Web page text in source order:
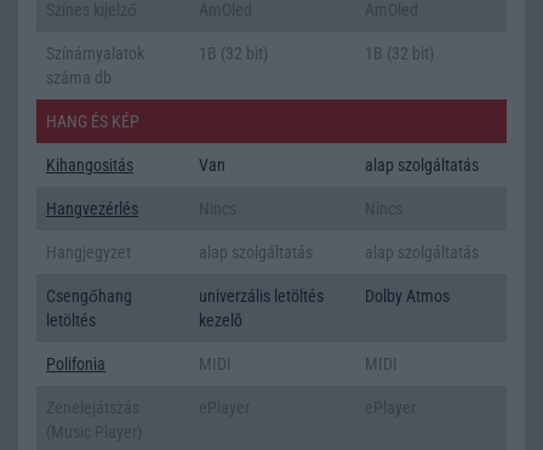
Színárnyalatok
száma db
1B (32 bit) 1B (32 bit)
HANG ÉS KÉP
Kihangositás Van alap szolgáltatás
Hangvezérlés
Hangjegyzet alap szolgáltatás alap szolgáltatás
Csengőhang
letöltés
univerzális letöltés
kezelõ
Dolby Atmos
Polifonia MIDI MIDI